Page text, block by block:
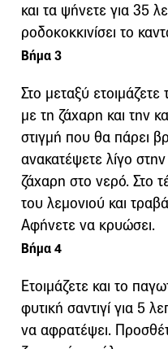
και τα ψήνετε για 35
ροδοκοκκινίσει το
Βήμα 3
Στο μεταξύ
με τη ζάχαρη και την
στιγμή που θα πάρει
ανακατέψετε λίγο
ζάχαρη στο νερό. Στο
του λεμονιού και
Αφήνετε να κρυώσει.
Βήμα 4
Ετοιμάζετε και το
φυτική σαντιγί για 5
να αφρατέψει.